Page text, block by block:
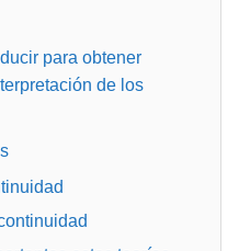
para obtener
de los